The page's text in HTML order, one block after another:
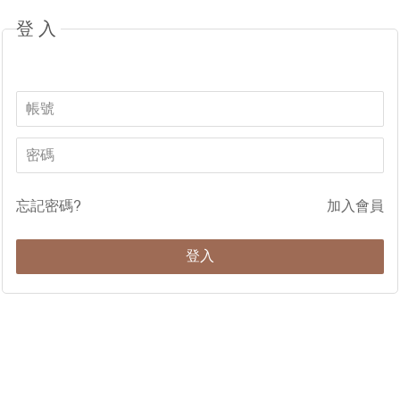
登入
忘記密碼? 加入會員